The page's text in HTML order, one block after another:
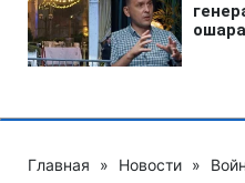
Главная » Новости »